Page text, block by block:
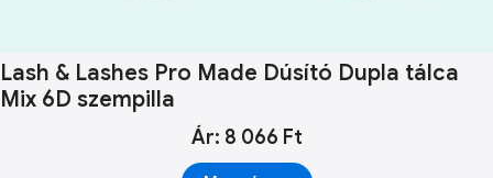
Lash & Lashes Pro Made Dúsító Dupla tálca
Mix 6D szempilla
Ár: 8 066 Ft